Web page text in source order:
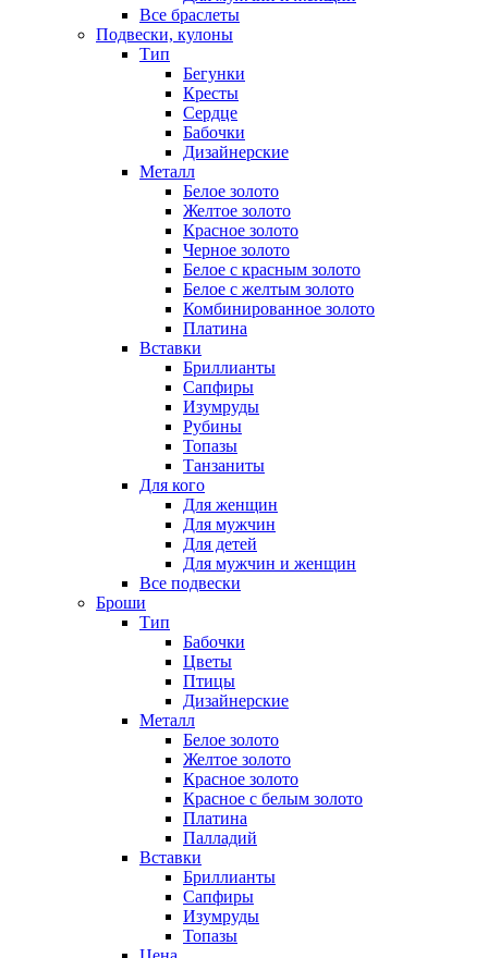
Все браслеты
Подвески, кулоны
Тип
Бегунки
Кресты
Сердце
Бабочки
Дизайнерские
Металл
Белое золото
Желтое золото
Красное золото
Черное золото
Белое с красным золото
Белое с желтым золото
Комбинированное золото
Платина
Вставки
Бриллианты
Сапфиры
Изумруды
Рубины
Топазы
Танзаниты
Для кого
Для женщин
Для мужчин
Для детей
Для мужчин и женщин
Все подвески
Броши
Тип
Бабочки
Цветы
Птицы
Дизайнерские
Металл
Белое золото
Желтое золото
Красное золото
Красное с белым золото
Платина
Палладий
Вставки
Бриллианты
Сапфиры
Изумруды
Топазы